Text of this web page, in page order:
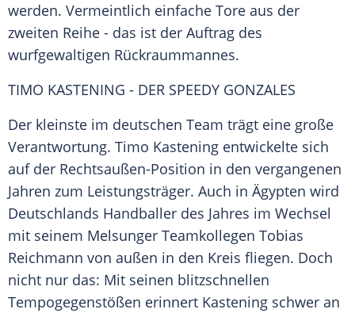
werden. Vermeintlich einfache Tore aus der
zweiten Reihe - das ist der Auftrag des
wurfgewaltigen Rückraummannes.
TIMO KASTENING - DER SPEEDY GONZALES
Der kleinste im deutschen Team trägt eine große
Verantwortung. Timo Kastening entwickelte sich
auf der Rechtsaußen-Position in den vergangenen
Jahren zum Leistungsträger. Auch in Ägypten wird
Deutschlands Handballer des Jahres im Wechsel
mit seinem Melsunger Teamkollegen Tobias
Reichmann von außen in den Kreis fliegen. Doch
nicht nur das: Mit seinen blitzschnellen
Tempogegenstößen erinnert Kastening schwer an